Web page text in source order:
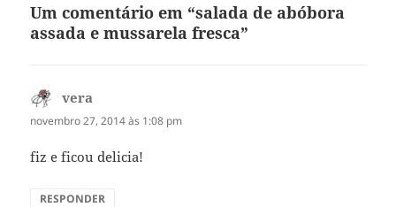
Um comentário em “salada de abóbora
assada e mussarela fresca”
vera
novembro 27, 2014 às 1:08 pm
fiz e ficou delicia!
RESPONDER